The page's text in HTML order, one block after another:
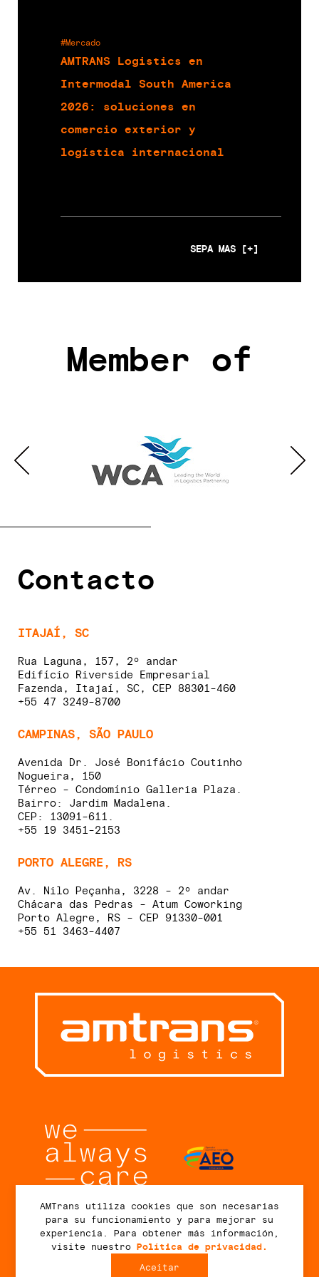
#Mercado
AMTRANS Logistics en
Intermodal South America
2026: soluciones en
comercio exterior y
logística internacional
SEPA MAS [+]
Member of
Contacto
ITAJAÍ, SC
Rua Laguna, 157, 2º andar
Edifício Riverside Empresarial
Fazenda, Itajaí, SC, CEP 88301-460
+55 47 3249-8700
CAMPINAS, SÃO PAULO
Avenida Dr. José Bonifácio Coutinho
Nogueira, 150
Térreo - Condomínio Galleria Plaza.
Bairro: Jardim Madalena.
CEP: 13091-611.
+55 19 3451-2153
PORTO ALEGRE, RS
Av. Nilo Peçanha, 3228 - 2º andar
Chácara das Pedras - Atum Coworking
Porto Alegre, RS - CEP 91330-001
+55 51 3463-4407
Conectar
2026 © AMTrans Logistics. Todos los derechos reservados.
AMTrans utiliza cookies que son necesarias
para su funcionamiento y para mejorar su
experiencia. Para obtener más información,
visite nuestro Política de privacidad.
Aceitar